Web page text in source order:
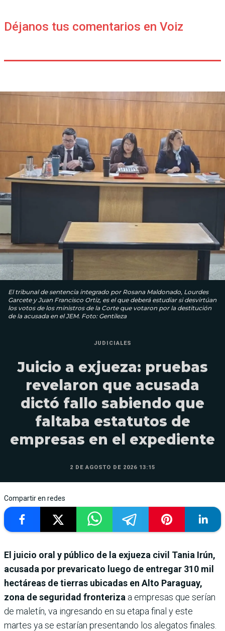
Déjanos tus comentarios en Voiz
El tribunal de sentencia integrado por Rosana Maldonado, Lourdes
Garcete y Juan Francisco Ortiz, es el que deberá estudiar si desvirtúan
los votos de los ministros de la Corte que votaron por la destitución
de la acusada en el JEM. Foto: Gentileza
JUDICIALES
Juicio a exjueza: pruebas
revelaron que acusada
dictó fallo sabiendo que
faltaba estatutos de
empresas en el expediente
2 DE AGOSTO DE 2026 13:15
Compartir en redes
El juicio oral y público de la exjueza civil Tania Irún,
acusada por prevaricato luego de entregar 310 mil
hectáreas de tierras ubicadas en Alto Paraguay,
zona de seguridad fronteriza a empresas que serían
de maletín, va ingresando en su etapa final y este
martes ya se estarían presentando los alegatos finales.